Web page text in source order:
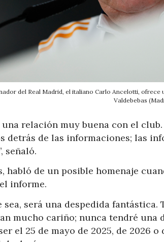
del Real Madrid, el italiano Carlo Ancelotti,
Valdebebas
una relación muy buena con el
detrás de las informaciones; las
señaló.
habló de un posible homenaje
informe.
sea, será una despedida
mucho cariño; nunca tendré
el 25 de mayo de 2025, de 2026